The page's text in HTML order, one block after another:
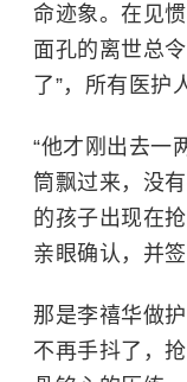
命迹象。在见
面孔的离世总
了”，所有医护
“他才刚出去一
筒飘过来，没
的孩子出现在
亲眼确认，并签
那是李禧华做
不再手抖了，